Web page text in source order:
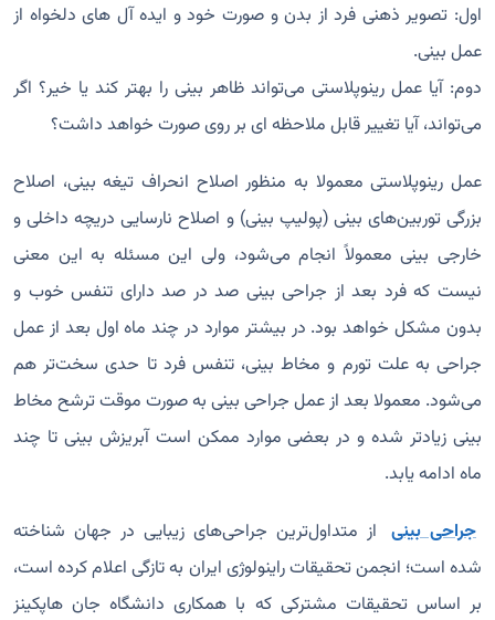
اول: تصویر ذهنی فرد از بدن و صورت خود و ایده آل های دلخواه از
عمل بینی.
دوم: آیا عمل رینوپلاستی می‌تواند ظاهر بینی را بهتر كند یا خیر؟ اگر
می‌تواند، آیا تغییر قابل ملاحظه ‌ای بر روی صورت خواهد داشت؟
عمل رینوپلاستی معمولا به منظور اصلاح انحراف تیغه بینی، اصلاح
بزرگی توربین‌های بینی (پولیپ بینی) و اصلاح نارسایی دریچه داخلی و
خارجی بینی معمولاً انجام می‌شود، ولی این مسئله به این معنی
نیست که فرد بعد از جراحی بینی صد در صد دارای تنفس خوب و
بدون مشکل خواهد بود. در بیشتر موارد در چند ماه اول بعد از عمل
جراحی به‌ علت تورم و مخاط بینی، تنفس فرد تا حدی سخت‌تر هم
می‌شود. معمولا بعد از عمل جراحی بینی به ‌صورت موقت ترشح مخاط
بینی زیادتر شده و در بعضی موارد ممكن است آبریزش بینی تا چند
ماه ادامه یابد.
جراحی بینی از متداول‌ترین جراحی‌های زیبایی در جهان شناخته
شده است؛ انجمن تحقیقات راینولوژی ایران به تازگی اعلام کرده است،
بر اساس تحقیقات مشترکی که با همکاری دانشگاه جان هاپکینز